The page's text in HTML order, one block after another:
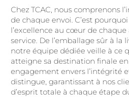
Chez TCAC, nous comprenons
de chaque envoi. C’est
l’excellence au cœur de
service. De l’emballage sûr à la
notre équipe dédiée veille à ce
atteigne sa destination finale
engagement envers l’intégrité
distingue, garantissant à nos
d’esprit totale à chaque étape